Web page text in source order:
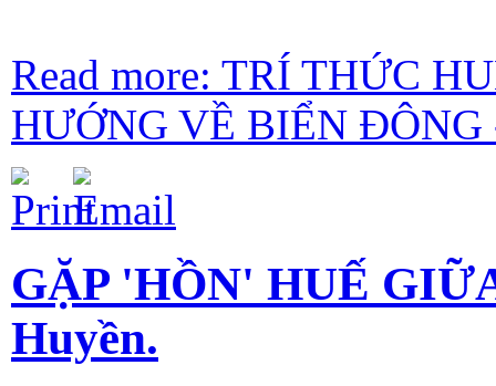
Read more: TRÍ THỨC
HƯỚNG VỀ BIỂN ĐÔNG
GẶP 'HỒN' HUẾ
Huyền.